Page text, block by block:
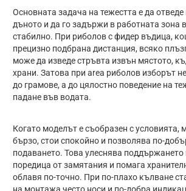
Основната задача на тежестта е да
дъното и да го задържи в работната зона
стабилно. При риболов с фидер въдица,
прецизно подбрана дистанция, всяко
може да изведе стръвта извън мястото,
храни. Затова при area риболов изборът
до грамове, а до цялостно поведение на
падане във водата.
Когато моделът е съобразен с условията,
бързо, стои спокойно и позволява по-
подаването. Това улеснява поддържането
поредица от замятания и помага
облавя по-точно. При по-плахо кълване